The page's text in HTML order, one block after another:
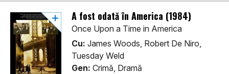
A fost odată în America (1984)
Once Upon a Time in America
Cu: James Woods, Robert De Niro,
Tuesday Weld
Gen: Crimă, Dramă